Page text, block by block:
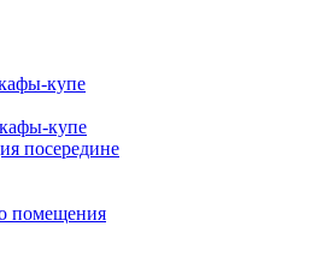
купе
купе
посередине
помещения